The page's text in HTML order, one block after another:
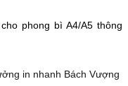
phong bì A4/A5 thông